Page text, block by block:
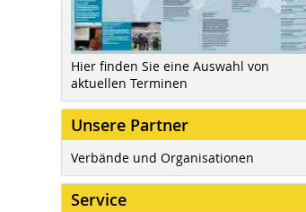
Hier finden Sie eine Auswahl von
aktuellen Terminen
Unsere Partner
Verbände und Organisationen
Service